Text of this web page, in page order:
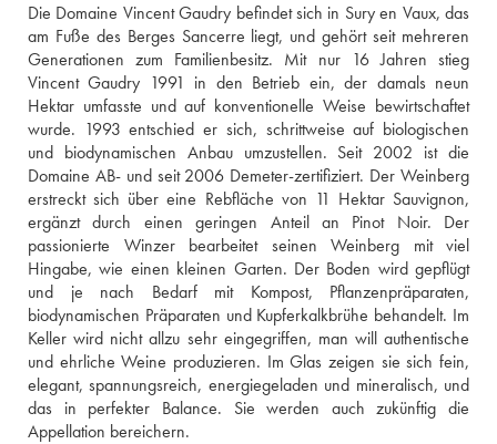
Die Domaine Vincent Gaudry befindet sich in Sury en Vaux, das
am Fuße des Berges Sancerre liegt, und gehört seit mehreren
Generationen zum Familienbesitz. Mit nur 16 Jahren stieg
Vincent Gaudry 1991 in den Betrieb ein, der damals neun
Hektar umfasste und auf konventionelle Weise bewirtschaftet
wurde. 1993 entschied er sich, schrittweise auf biologischen
und biodynamischen Anbau umzustellen. Seit 2002 ist die
Domaine AB- und seit 2006 Demeter-zertifiziert. Der Weinberg
erstreckt sich über eine Rebfläche von 11 Hektar Sauvignon,
ergänzt durch einen geringen Anteil an Pinot Noir. Der
passionierte Winzer bearbeitet seinen Weinberg mit viel
Hingabe, wie einen kleinen Garten. Der Boden wird gepflügt
und je nach Bedarf mit Kompost, Pflanzenpräparaten,
biodynamischen Präparaten und Kupferkalkbrühe behandelt. Im
Keller wird nicht allzu sehr eingegriffen, man will authentische
und ehrliche Weine produzieren. Im Glas zeigen sie sich fein,
elegant, spannungsreich, energiegeladen und mineralisch, und
das in perfekter Balance. Sie werden auch zukünftig die
Appellation bereichern.